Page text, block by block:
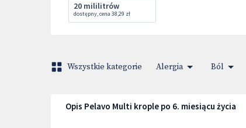
20 mililitrów
dostępny,cena 38,29 zł
Wszystkie kategorie Alergia Ból
Opis Pelavo Multi krople po 6. miesiącu życia